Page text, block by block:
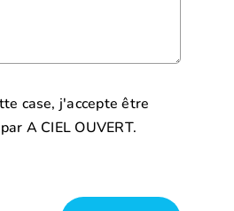
case, j'accepte être
A CIEL OUVERT.